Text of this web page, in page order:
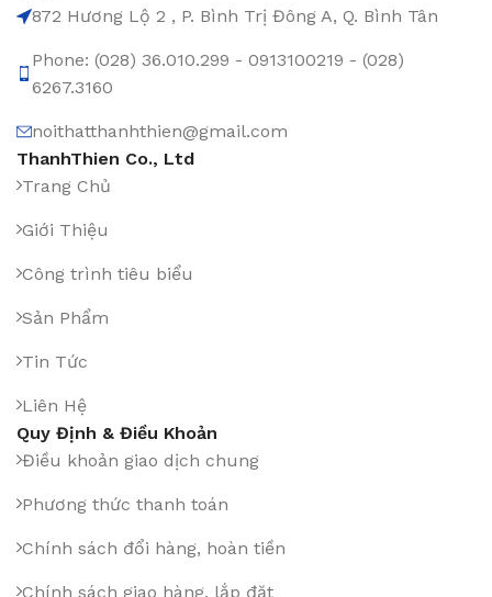
872 Hương Lộ 2 , P. Bình Trị Đông A, Q. Bình Tân
Phone: (028) 36.010.299 - 0913100219 - (028)
6267.3160
noithatthanhthien@gmail.com
ThanhThien Co., Ltd
Trang Chủ
Giới Thiệu
Công trình tiêu biểu
Sản Phẩm
Tin Tức
Liên Hệ
Quy Định & Điều Khoản
Điều khoản giao dịch chung
Phương thức thanh toán
Chính sách đổi hàng, hoàn tiền
Chính sách giao hàng, lắp đặt